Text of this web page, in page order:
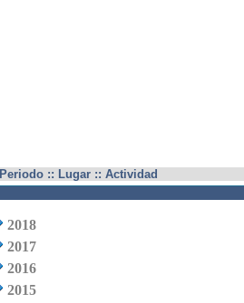
Periodo :: Lugar :: Actividad
2018
2017
2016
2015